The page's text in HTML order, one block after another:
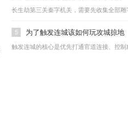
5 为了触发连城该如何玩攻城掠地